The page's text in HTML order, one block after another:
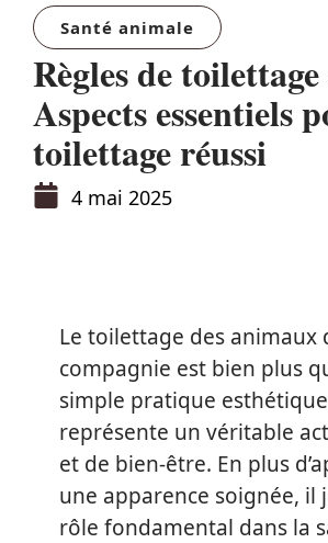
Santé animale
Règles de
Aspects essentiels
toilettage réussi
4 mai 2025
Le toilettage des animaux
compagnie est bien plus
simple pratique
représente un véritable
et de bien-être. En plus
une apparence soignée, il
rôle fondamental dans la